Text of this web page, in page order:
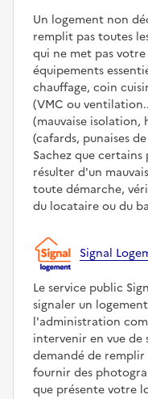
Un logement non
remplit pas toutes
qui ne met pas
équipements
chauffage, coin
(VMC ou
(mauvaise isolation,
(cafards, punaises
Sachez que
résulter d'un
toute démarche,
du locataire ou du
Signal
Le service public
signaler un
l'administration
intervenir en vue de
demandé de
fournir des
que présente votre